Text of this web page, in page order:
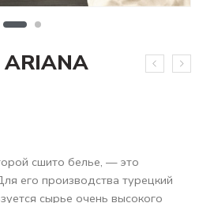
ARIANA
сшито белье, — это
его производства турецкий
сырье очень высокого